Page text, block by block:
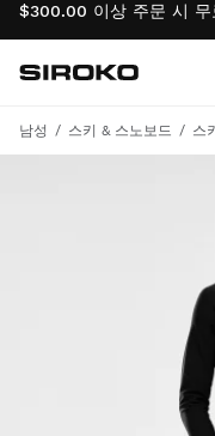
$300.00 이상 주문 시 무
홈페이
남성 스키 & 스노보드 스